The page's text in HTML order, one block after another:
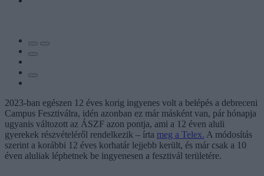
2023-ban egészen 12 éves korig ingyenes volt a belépés a debreceni
Campus Fesztiválra, idén azonban ez már másként van, pár hónapja
ugyanis változott az ÁSZF azon pontja, ami a 12 éven aluli
gyerekek részvételéről rendelkezik – írta meg a Telex. A módosítás
szerint a korábbi 12 éves korhatár lejjebb került, és már csak a 10
éven aluliak léphetnek be ingyenesen a fesztivál területére.